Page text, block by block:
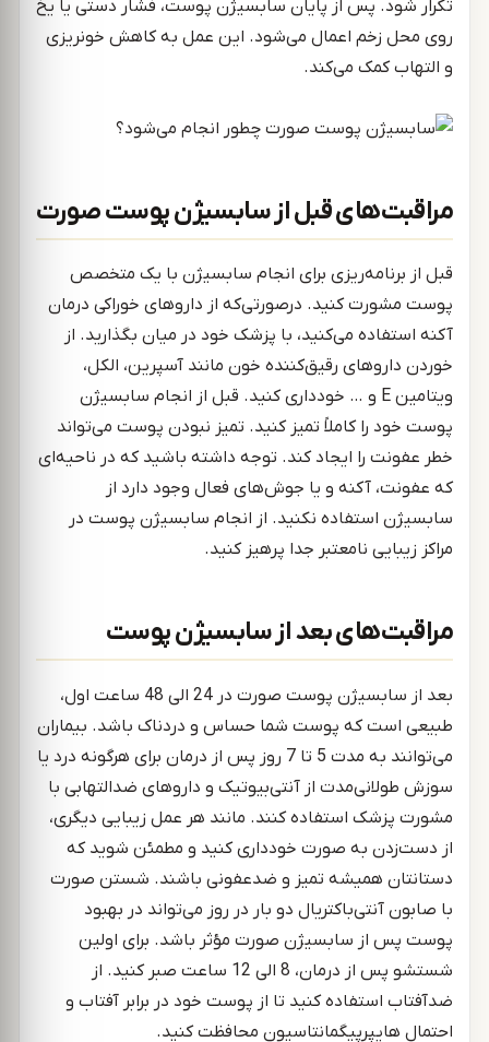
تکرار شود. پس از پایان سابسیژن پوست، فشار دستی یا یخ
روی محل زخم اعمال می‌شود. این عمل به کاهش خونریزی
و التهاب کمک می‌کند.
مراقبت‌های قبل از سابسیژن پوست صورت
قبل از برنامه‌ریزی برای انجام سابسیژن با یک متخصص
پوست مشورت کنید. درصورتی‌که از داروهای خوراکی درمان
آکنه استفاده می‌کنید، با پزشک خود در میان بگذارید. از
خوردن داروهای رقیق‌کننده خون مانند آسپرین، الکل،
ویتامین E و … خودداری کنید. قبل از انجام سابسیژن
پوست خود را کاملاً تمیز کنید. تمیز نبودن پوست می‌تواند
خطر عفونت را ایجاد کند. توجه داشته باشید که در ناحیه‌ای
که عفونت، آکنه و یا جوش‌های فعال وجود دارد از
سابسیژن استفاده نکنید. از انجام سابسیژن پوست در
مراکز زیبایی نامعتبر جدا پرهیز کنید.
مراقبت‌های بعد از سابسیژن پوست
بعد از سابسیژن پوست صورت در 24 الی 48 ساعت اول،
طبیعی است که پوست شما حساس و دردناک باشد. بیماران
می‌توانند به مدت 5 تا 7 روز پس از درمان برای هرگونه درد یا
سوزش طولانی‌مدت از آنتی‌بیوتیک و داروهای ضدالتهابی با
مشورت پزشک استفاده کنند. مانند هر عمل زیبایی دیگری،
از دست‌زدن به صورت خودداری کنید و مطمئن شوید که
دستانتان همیشه تمیز و ضدعفونی باشند. شستن صورت
با صابون آنتی‌باکتریال دو بار در روز می‌تواند در بهبود
پوست پس از سابسیژن صورت مؤثر باشد. برای اولین
شستشو پس از درمان، 8 الی 12 ساعت صبر کنید. از
ضدآفتاب استفاده کنید تا از پوست خود در برابر آفتاب و
احتمال هایپرپیگمانتاسیون محافظت کنید.